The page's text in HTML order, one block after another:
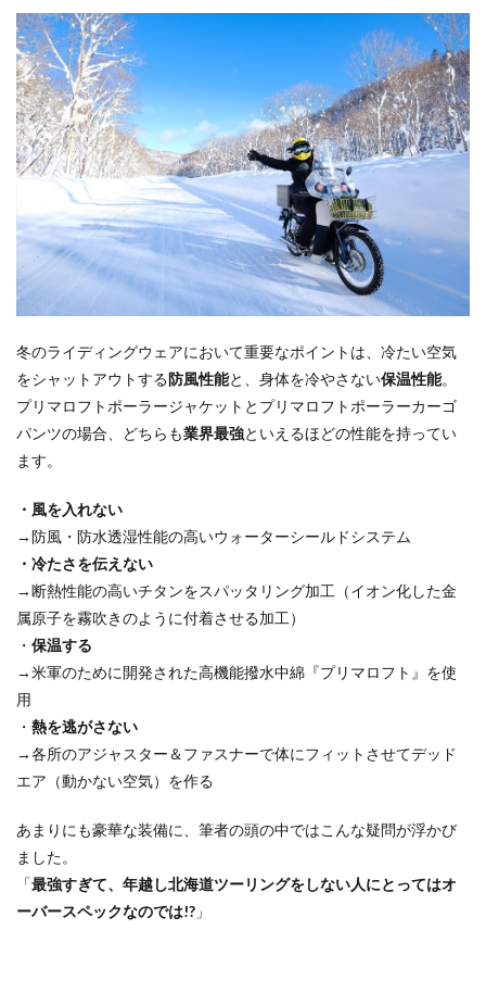
冬のライディングウェアにおいて重要なポイントは、冷たい空気
をシャットアウトする防風性能と、身体を冷やさない保温性能。
プリマロフトポーラージャケットとプリマロフトポーラーカーゴ
パンツの場合、どちらも業界最強といえるほどの性能を持ってい
ます。
・風を入れない
→防風・防水透湿性能の高いウォーターシールドシステム
・冷たさを伝えない
→断熱性能の高いチタンをスパッタリング加工（イオン化した金
属原子を霧吹きのように付着させる加工）
・ 保温する
→米軍のために開発された高機能撥水中綿『プリマロフト』を使
用
・ 熱を逃がさない
→各所のアジャスター＆ファスナーで体にフィットさせてデッド
エア（動かない空気）を作る
あまりにも豪華な装備に、筆者の頭の中ではこんな疑問が浮かび
ました。
「最強すぎて、年越し北海道ツーリングをしない人にとってはオ
ーバースペックなのでは!? 」